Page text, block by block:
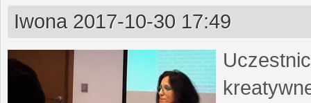
Iwona 2017-10-30 17:49